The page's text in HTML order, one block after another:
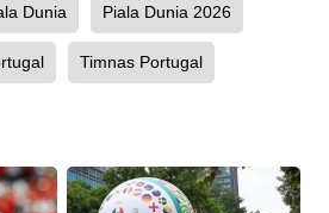
Dunia Piala Dunia 2026
Timnas Portugal